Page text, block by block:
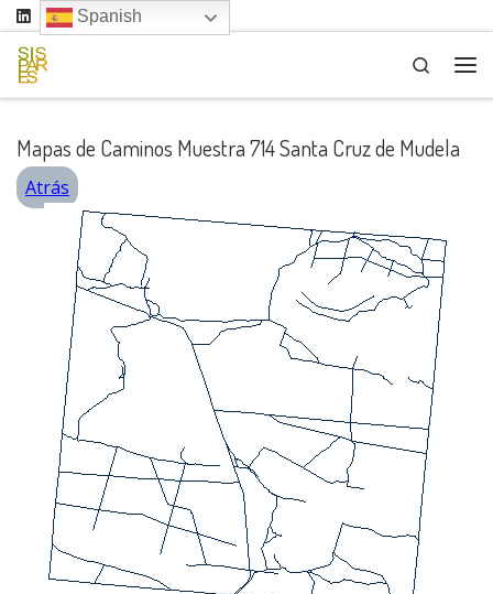
Saltar al contenido
Search
Mapas de Caminos Muestra 714 Santa Cruz de Mudela
Atrás
Spanish